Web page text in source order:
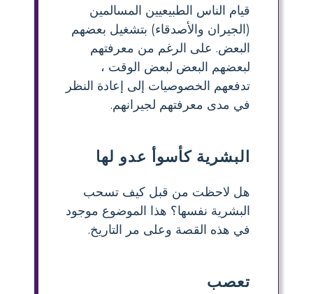
قيام الناس الطبيعيين المسالمين
(الجيران والأصدقاء) بتشغيل بعضهم
البعض. على الرغم من معرفتهم
لبعضهم البعض لبعض الوقت ،
تدفعهم الخصوصيات إلى إعادة النظر
في مدى معرفتهم لجيرانهم.
البشرية كأسوأ عدو لها
هل لاحظت من قبل كيف تسحب
البشرية نفسها؟ هذا الموضوع موجود
في هذه القصة وعلى مر التاريخ.
تعصب